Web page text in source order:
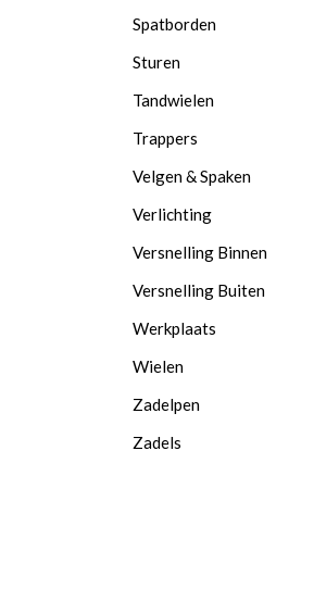
Spatborden
Sturen
Tandwielen
Trappers
Velgen & Spaken
Verlichting
Versnelling Binnen
Versnelling Buiten
Werkplaats
Wielen
Zadelpen
Zadels